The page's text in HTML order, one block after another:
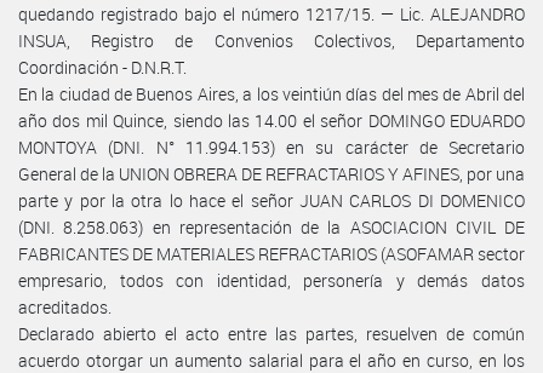
quedando registrado bajo el número 1217/15. — Lic. ALEJANDRO
INSUA, Registro de Convenios Colectivos, Departamento
Coordinación - D.N.R.T.
En la ciudad de Buenos Aires, a los veintiún días del mes de Abril del
año dos mil Quince, siendo las 14.00 el señor DOMINGO EDUARDO
MONTOYA (DNI. N° 11.994.153) en su carácter de Secretario
General de la UNION OBRERA DE REFRACTARIOS Y AFINES, por una
parte y por la otra lo hace el señor JUAN CARLOS DI DOMENICO
(DNI. 8.258.063) en representación de la ASOCIACION CIVIL DE
FABRICANTES DE MATERIALES REFRACTARIOS (ASOFAMAR sector
empresario, todos con identidad, personería y demás datos
acreditados.
Declarado abierto el acto entre las partes, resuelven de común
acuerdo otorgar un aumento salarial para el año en curso, en los